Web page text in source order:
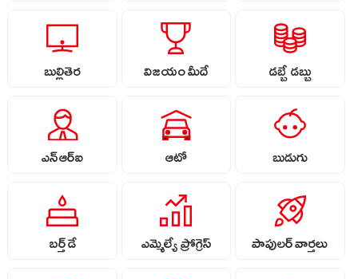
బుల్లితెర విజయం మీదే డబ్బే డబ్బు
ఎన్ఆర్ఐ ఆటో బుడుగు
బర్త్ డే ఎమ్మెల్యే ప్రోగ్రెస్ పాపులర్ వార్తలు